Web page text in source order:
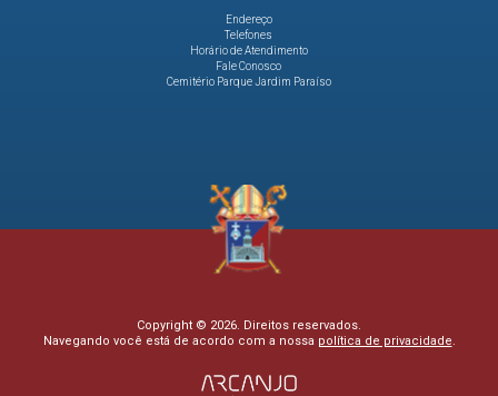
Endereço
Telefones
Horário de Atendimento
Fale Conosco
Cemitério Parque Jardim Paraíso
Copyright © 2026. Direitos reservados.
Navegando você está de acordo com a nossa política de privacidade.